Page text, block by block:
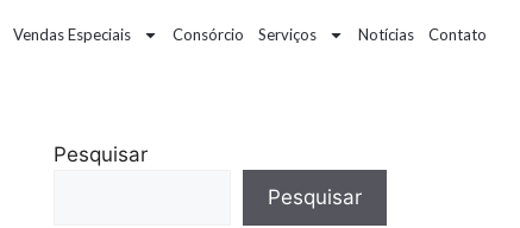
Vendas Especiais Consórcio Serviços Notícias Contato
Pesquisar
Pesquisar